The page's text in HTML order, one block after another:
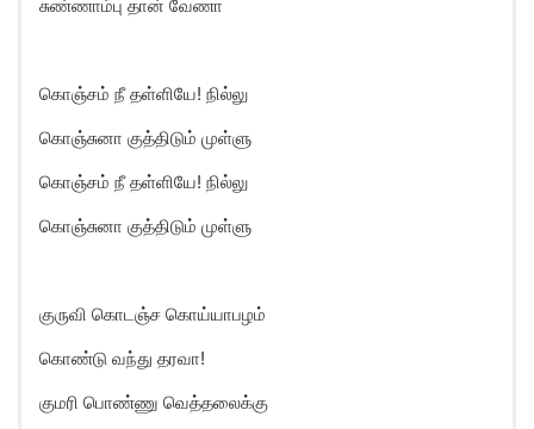
சுண்ணாம்பு தான் வேணா
கொஞ்சம் நீ தள்ளியே! நில்லு
கொஞ்சுனா குத்திடும் முள்ளு
கொஞ்சம் நீ தள்ளியே! நில்லு
கொஞ்சுனா குத்திடும் முள்ளு
குருவி கொடஞ்ச கொய்யாபழம்
கொண்டு வந்து தரவா!
குமரி பொண்ணு வெத்தலைக்கு